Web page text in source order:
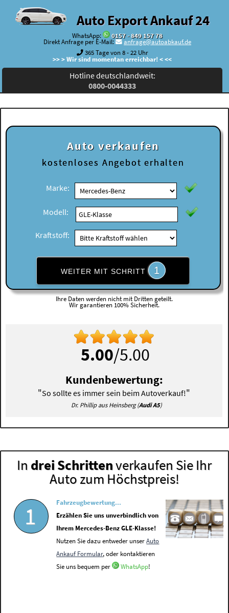
Auto Export Ankauf 24
WhatsApp:
0157 - 849 157 78
Direkt Anfrage per E-Mail:
anfrage@autoabkauf.de
365 Tage von 8 - 22 Uhr
>> > Wir sind momentan erreichbar! < <<
Hotline deutschlandweit:
0800-0044333
Auto verkaufen
kostenloses Angebot erhalten
Marke:
Modell:
Kraftstoff:
WEITER MIT SCHRITT 1
Ihre Daten werden nicht mit Dritten geteilt.
Wir garantieren 100% Sicherheit.
5.00/5.00
Kundenbewertung:
"So sollte es immer sein beim Autoverkauf!"
Dr. Phillip aus Heinsberg (Audi A5)
In drei Schrittenverkaufen Sie Ihr
Auto zum Höchstpreis!
1
Fahrzeugbewertung...
Erzählen Sie uns unverbindlich von
Ihrem Mercedes-Benz GLE-Klasse!
Nutzen Sie dazu entweder unserAuto
Ankauf Formular, oder kontaktieren
Sie uns bequem per
WhatsApp!